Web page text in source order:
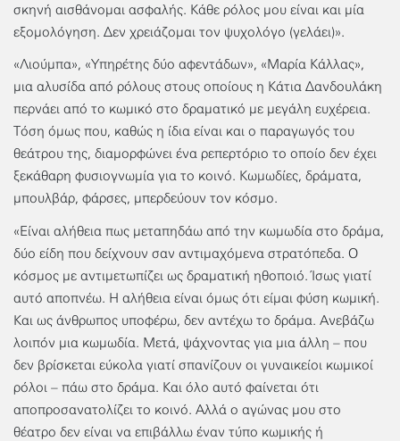
σκηνή αισθάνομαι ασφαλής. Κάθε ρόλος μου είναι και μία
εξομολόγηση. Δεν χρειάζομαι τον ψυχολόγο (γελάει)».
«Λιούμπα», «Υπηρέτης δύο αφεντάδων», «Μαρία Κάλλας»,
μια αλυσίδα από ρόλους στους οποίους η Κάτια Δανδουλάκη
περνάει από το κωμικό στο δραματικό με μεγάλη ευχέρεια.
Τόση όμως που, καθώς η ίδια είναι και ο παραγωγός του
θεάτρου της, διαμορφώνει ένα ρεπερτόριο το οποίο δεν έχει
ξεκάθαρη φυσιογνωμία για το κοινό. Κωμωδίες, δράματα,
μπουλβάρ, φάρσες, μπερδεύουν τον κόσμο.
«Είναι αλήθεια πως μεταπηδάω από την κωμωδία στο δράμα,
δύο είδη που δείχνουν σαν αντιμαχόμενα στρατόπεδα. Ο
κόσμος με αντιμετωπίζει ως δραματική ηθοποιό. Ίσως γιατί
αυτό αποπνέω. H αλήθεια είναι όμως ότι είμαι φύση κωμική.
Και ως άνθρωπος υποφέρω, δεν αντέχω το δράμα. Ανεβάζω
λοιπόν μια κωμωδία. Μετά, ψάχνοντας για μια άλλη – που
δεν βρίσκεται εύκολα γιατί σπανίζουν οι γυναικείοι κωμικοί
ρόλοι – πάω στο δράμα. Και όλο αυτό φαίνεται ότι
αποπροσανατολίζει το κοινό. Αλλά ο αγώνας μου στο
θέατρο δεν είναι να επιβάλλω έναν τύπο κωμικής ή